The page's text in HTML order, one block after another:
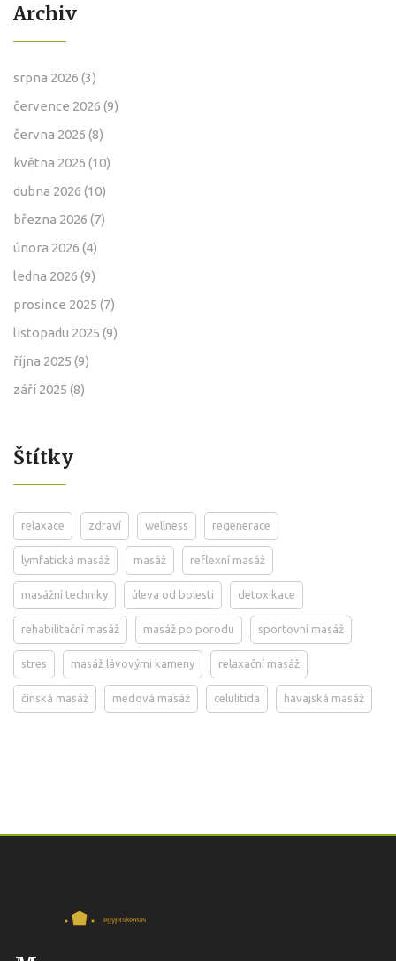
Archiv
srpna 2026 (3)
července 2026 (9)
června 2026 (8)
května 2026 (10)
dubna 2026 (10)
března 2026 (7)
února 2026 (4)
ledna 2026 (9)
prosince 2025 (7)
listopadu 2025 (9)
října 2025 (9)
září 2025 (8)
Štítky
relaxace zdraví wellness regenerace
lymfatická masáž masáž reflexní masáž
masážní techniky úleva od bolesti detoxikace
rehabilitační masáž masáž po porodu sportovní masáž
stres masáž lávovými kameny relaxační masáž
čínská masáž medová masáž celulitida havajská masáž